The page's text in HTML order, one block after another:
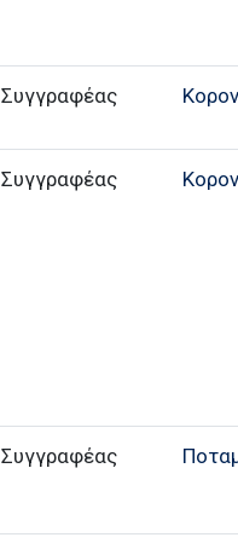
Συγγραφέας
Συγγραφέας
Συγγραφέας